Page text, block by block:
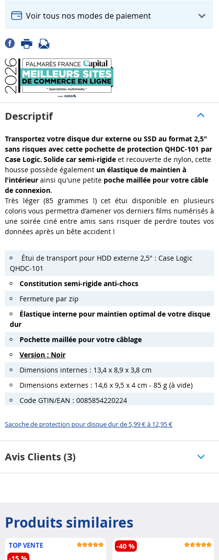
Voir tous nos modes de paiement
Descriptif
Transportez votre disque dur externe ou SSD au format 2,5"
sans risques avec cette pochette de protection QHDC-101 par
Case Logic. Solide car semi-rigide et recouverte de nylon, cette
housse possède également un élastique de maintien à
l'intérieur ainsi qu'une petite poche maillée pour votre câble
de connexion.
Très léger (85 grammes !) cet étui disponible en plusieurs
coloris vous permettra d'amener vos derniers films numérisés à
une soirée ciné entre amis sans risquer de perdre toutes vos
données après un bête accident !
Étui de transport pour HDD externe 2,5" : Case Logic
QHDC-101
Constitution semi-rigide anti-chocs
Fermeture par zip
Élastique interne pour maintien optimal de votre disque
dur
Pochette maillée pour votre câblage
Version : Noir
Dimensions internes : 13,4 x 8,9 x 3,8 cm
Dimensions externes : 14,6 x 9,5 x 4 cm - 85 g (à vide)
Code GTIN/EAN : 0085854220224
Sacoche de protection pour disque dur de 5,99 € à 12,95 €
Avis Clients (3)
Produits similaires
TOP VENTE -40 %